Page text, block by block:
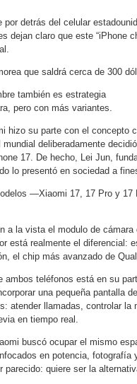
por detrás del celular
dejan claro que este “iPhone
que saldrá cerca de 300
también es estrategia
pero con más variantes.
hizo su parte con el concepto
deliberadamente
17. De hecho, Lei Jun,
lo presentó en sociedad a
—Xiaomi 17, 17 Pro y
a la vista el modulo de
está realmente el diferencial:
el chip más avanzado de
ambos teléfonos está en su
una pequeña pantalla
atender llamadas, controlar la
en tiempo real.
buscó ocupar el mismo
en potencia, fotografía
parecido: quiere ser la